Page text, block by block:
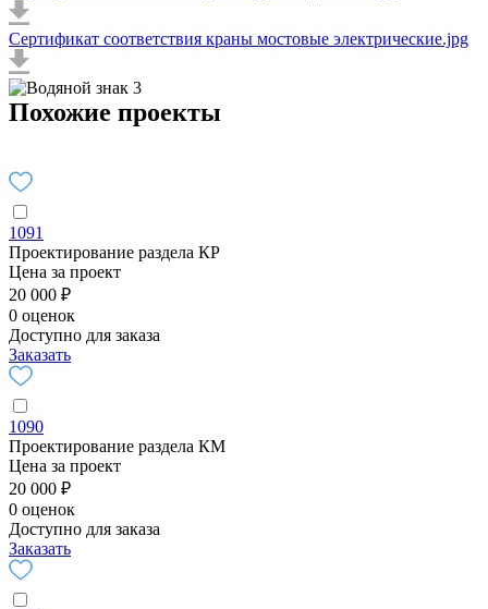
Сертификат соответствия краны мостовые электрические.jpg
Похожие проекты
1091
Проектирование раздела КР
Цена за проект
20 000 ₽
0 оценок
Доступно для заказа
Заказать
1090
Проектирование раздела КМ
Цена за проект
20 000 ₽
0 оценок
Доступно для заказа
Заказать